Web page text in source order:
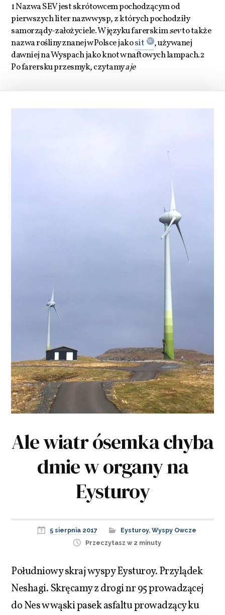
1 Nazwa SEV jest skrótowcem pochodzącym od
pierwszych liter nazw wysp, z których pochodziły
samorządy-założyciele. W języku farerskimsevto także
nazwa rośliny znanej w Polsce jakosit
, używanej
dawniej na Wyspach jako knot w naftowych lampach.2
Po farersku przesmyk, czytamyaje
Ale wiatr ósemka chyba
dmie w organy na
Eysturoy
5 sierpnia 2017 Eysturoy, Wyspy Owcze
Przeczytasz w 2 minuty
Południowy skraj wyspy Eysturoy. Przylądek
Neshagi. Skręcamy z drogi nr 95 prowadzącej
do Nes w wąski pasek asfaltu prowadzący ku